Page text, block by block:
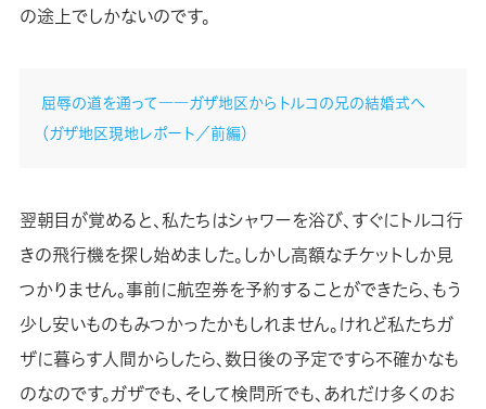
の途上でしかないのです。
屈辱の道を通って――ガザ地区からトルコの兄の結婚式へ
（ガザ地区現地レポート／前編）
翌朝目が覚めると、私たちはシャワーを浴び、すぐにトルコ行
きの飛行機を探し始めました。しかし高額なチケットしか見
つかりません。事前に航空券を予約することができたら、もう
少し安いものもみつかったかもしれません。けれど私たちガ
ザに暮らす人間からしたら、数日後の予定ですら不確かなも
のなのです。ガザでも、そして検問所でも、あれだけ多くのお